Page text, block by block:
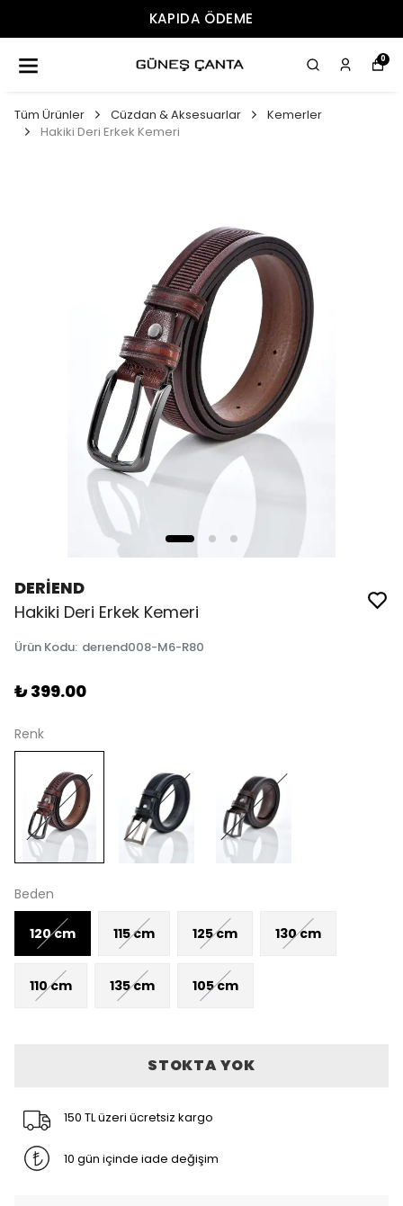
ÜCRETSIZ KARGO
0
Tüm Ürünler Cüzdan & Aksesuarlar
Kemerler
Hakiki Deri Erkek Kemeri
DERİEND
Hakiki Deri Erkek Kemeri
Ürün Kodu: derıend008-M6-R80
₺ 399.00
Renk
Beden
120 cm 115 cm 125 cm 130 cm
110 cm 135 cm 105 cm
STOKTA YOK
150 TL üzeri ücretsiz kargo
10 gün içinde iade değişim